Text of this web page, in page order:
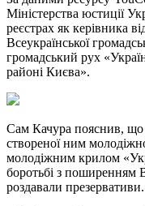
Міністерства юстиції
реєстрах як керівника
Всеукраїнської
громадський рух
районі Києва».
Сам Качура пояснив, що
створеної ним
молодіжним крилом
боротьбі з поширенням
роздавали презервативи.